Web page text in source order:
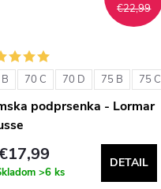
€22,99
70 C 70 D 75 B 75 C
podprsenka - Lormar
>6 ks
DETAIL